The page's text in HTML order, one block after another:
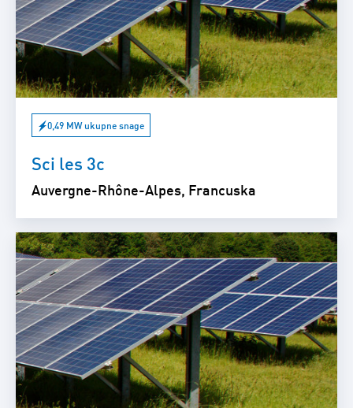
0,49 MW ukupne snage
Sci les 3c
Auvergne-Rhône-Alpes, Francuska